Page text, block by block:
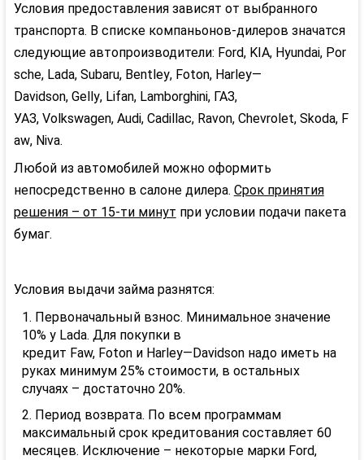
Условия предоставления зависят от выбранного
транспорта. В списке компаньонов-дилеров значатся
следующие автопроизводители: Ford, KIA, Hyundai, Por
sche, Lada, Subaru, Bentley, Foton, Harley—
Davidson, Gelly, Lifan, Lamborghini, ГАЗ,
УАЗ, Volkswagen, Audi, Cadillac, Ravon, Chevrolet, Skoda, F
aw, Niva.
Любой из автомобилей можно оформить
непосредственно в салоне дилера. Срок принятия
решения – от 15-ти минут при условии подачи пакета
бумаг.
Условия выдачи займа разнятся:
Первоначальный взнос. Минимальное значение
10% у Lada. Для покупки в
кредит Faw, Fotonи Harley— Davidsonнадо иметь на
руках минимум 25% стоимости, в остальных
случаях – достаточно 20%.
Период возврата. По всем программам
максимальный срок кредитования составляет 60
месяцев. Исключение – некоторые марки Ford,